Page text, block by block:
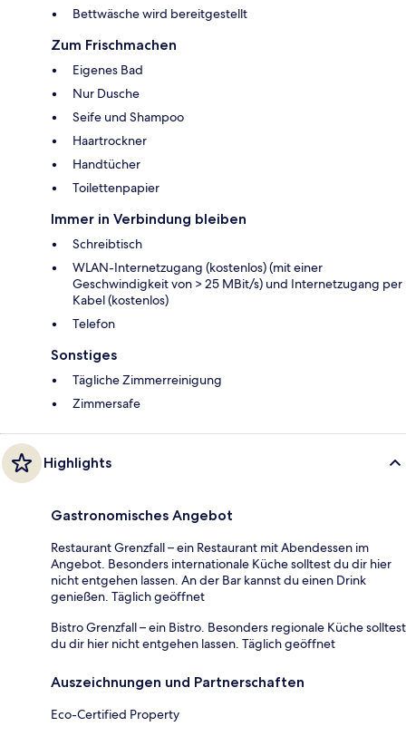
Bettwäsche wird bereitgestellt
Zum Frischmachen
Eigenes Bad
Nur Dusche
Seife und Shampoo
Haartrockner
Handtücher
Toilettenpapier
Immer in Verbindung bleiben
Schreibtisch
WLAN-Internetzugang (kostenlos) (mit einer
Geschwindigkeit von > 25 MBit/s) und Internetzugang per
Kabel (kostenlos)
Telefon
Sonstiges
Tägliche Zimmerreinigung
Zimmersafe
Highlights
Gastronomisches Angebot
Restaurant Grenzfall – ein Restaurant mit Abendessen im
Angebot. Besonders internationale Küche solltest du dir hier
nicht entgehen lassen. An der Bar kannst du einen Drink
genießen. Täglich geöffnet
Bistro Grenzfall – ein Bistro. Besonders regionale Küche solltest
du dir hier nicht entgehen lassen. Täglich geöffnet
Auszeichnungen und Partnerschaften
Eco-Certified Property